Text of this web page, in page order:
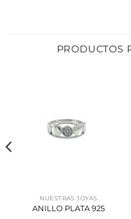
PRODUCTOS
NUESTRAS JOYAS
ANILLO PLATA 925